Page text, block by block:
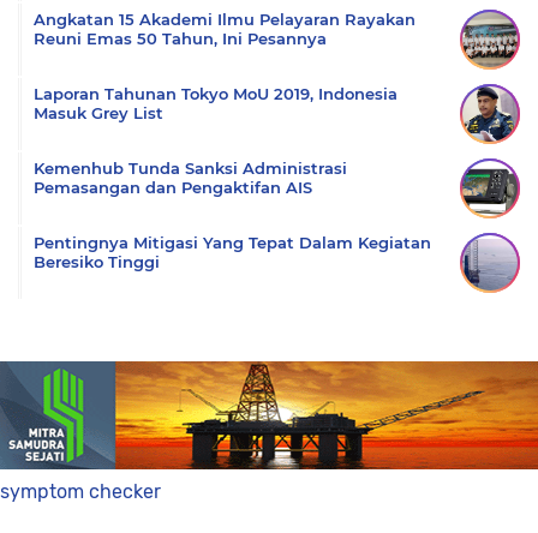
Angkatan 15 Akademi Ilmu Pelayaran Rayakan
Reuni Emas 50 Tahun, Ini Pesannya
Laporan Tahunan Tokyo MoU 2019, Indonesia
Masuk Grey List
Kemenhub Tunda Sanksi Administrasi
Pemasangan dan Pengaktifan AIS
Pentingnya Mitigasi Yang Tepat Dalam Kegiatan
Beresiko Tinggi
symptom checker